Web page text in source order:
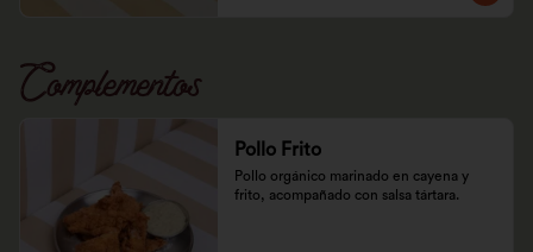
Complementos
Pollo Frito
Pollo orgánico marinado en cayena y
frito, acompañado con salsa tártara.